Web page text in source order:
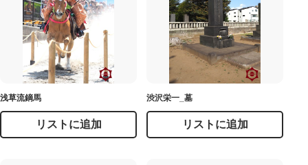
浅草流鏑馬
リストに追加
渋沢栄一_墓
リストに追加